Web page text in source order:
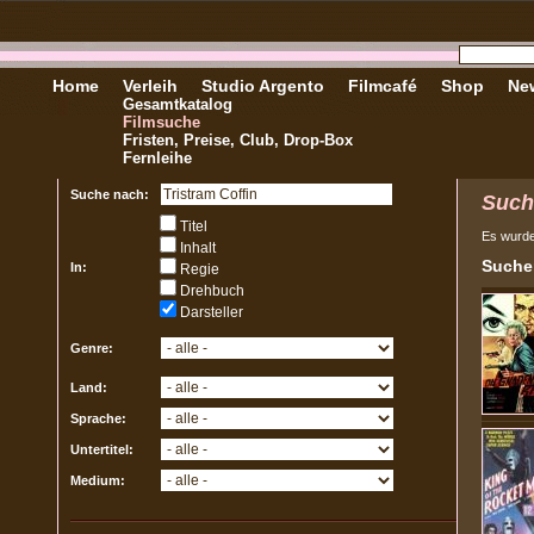
Home Verleih
Gesamtkatalog
Filmsuche
Fristen, Preise, Club, Drop-Box
Fernleihe
Studio Argento Filmcafé Shop
Suche nach:
In:
Titel
Inhalt
Regie
Drehbuch
Darsteller
Genre:
Land:
Sprache:
Untertitel:
Medium:
Es